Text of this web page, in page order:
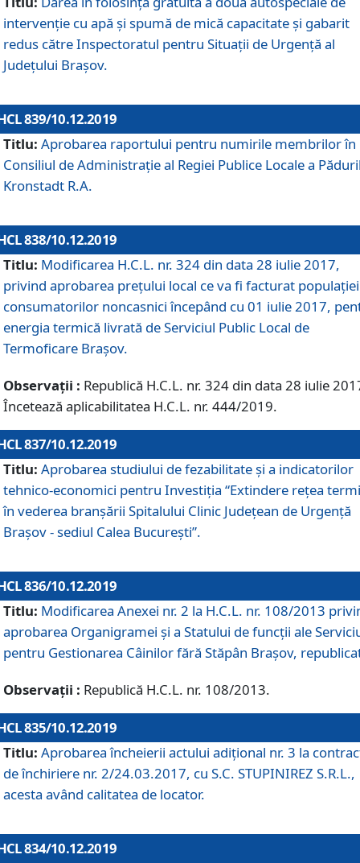
intervenție cu apă și spumă de mică capacitate și gabarit
redus către Inspectoratul pentru Situaţii de Urgenţă al
Judeţului Brașov.
839/10.12.2019
Titlu: Aprobarea raportului pentru numirile membrilor în
Consiliul de Administraţie al Regiei Publice Locale a
Kronstadt R.A.
838/10.12.2019
Titlu: Modificarea H.C.L. nr. 324 din data 28 iulie 2017,
privind aprobarea preţului local ce va fi facturat
consumatorilor noncasnici începând cu 01 iulie 2017,
energia termică livrată de Serviciul Public Local de
Termoficare Braşov.
Observații : Republică H.C.L. nr. 324 din data 28 iulie
Încetează aplicabilitatea H.C.L. nr. 444/2019.
837/10.12.2019
Titlu: Aprobarea studiului de fezabilitate și a indicatorilor
tehnico-economici pentru Investiția “Extindere rețea
în vederea branșării Spitalului Clinic Județean de Urgență
Brașov - sediul Calea București”.
836/10.12.2019
Titlu: Modificarea Anexei nr. 2 la H.C.L. nr. 108/2013
aprobarea Organigramei şi a Statului de funcții ale
pentru Gestionarea Câinilor fără Stăpân Brașov,
Observații : Republică H.C.L. nr. 108/2013.
835/10.12.2019
Titlu: Aprobarea încheierii actului adițional nr. 3 la
de închiriere nr. 2/24.03.2017, cu S.C. STUPINIREZ S.R.L.,
acesta având calitatea de locator.
834/10.12.2019